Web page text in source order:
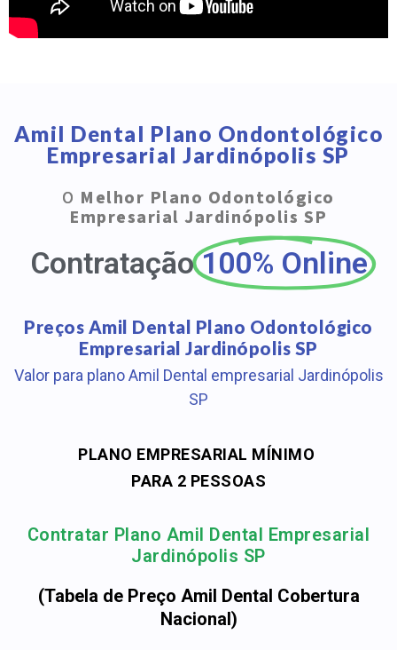
Amil Dental Plano Ondontológico
Empresarial Jardinópolis SP
O Melhor Plano Odontológico
Empresarial Jardinópolis SP
Contratação 100% Online
Preços Amil Dental Plano Odontológico
Empresarial Jardinópolis SP
Valor para plano Amil Dental empresarial Jardinópolis
SP
PLANO EMPRESARIAL MÍNIMO
PARA 2 PESSOAS
Contratar Plano Amil Dental Empresarial
Jardinópolis SP
(Tabela de Preço Amil Dental Cobertura
Nacional)